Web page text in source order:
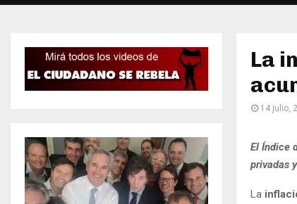
La
14 julio,
El Índice
privadas
La